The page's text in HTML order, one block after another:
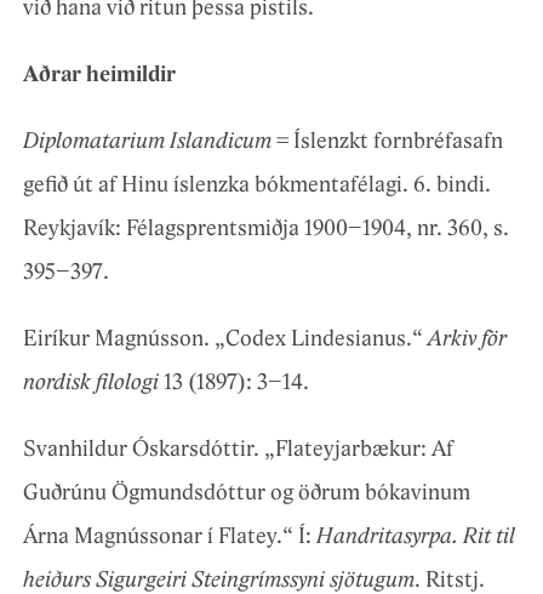
við hana við ritun þessa pistils.
Aðrar heimildir
Diplomatarium Islandicum = Íslenzkt fornbréfasafn
gefið út af Hinu íslenzka bókmentafélagi. 6. bindi.
Reykjavík: Félagsprentsmiðja 1900–1904, nr. 360, s.
395–397.
Eiríkur Magnússon. „Codex Lindesianus.“Arkiv för
nordisk filologi 13 (1897): 3–14.
Svanhildur Óskarsdóttir. „Flateyjarbækur: Af
Guðrúnu Ögmundsdóttur og öðrum bókavinum
Árna Magnússonar í Flatey.“ Í: Handritasyrpa. Rit til
heiðurs Sigurgeiri Steingrímssyni sjötugum. Ritstj.